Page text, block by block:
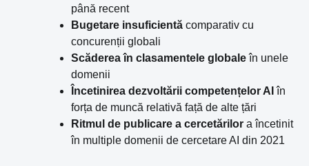
până recent
Bugetare insuficientă comparativ cu
concurenții globali
Scăderea în clasamentele globaleîn unele
domenii
Încetinirea dezvoltării competențelor AI în
forța de muncă relativă față de alte țări
Ritmul de publicare a cercetărilor a încetinit
în multiple domenii de cercetare AI din 2021